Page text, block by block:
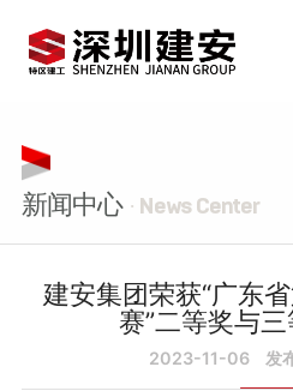
新闻中心 · News Center
建安集团荣获“广东
赛”二等奖与
2023-11-06 发